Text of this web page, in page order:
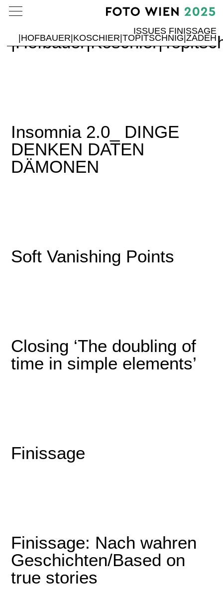
ISSUES FINISSAGE
|HOFBAUER|KOSCHIER|TOPITSCHNIG|ZADEH
ISSUES Finissage
Insomnia 2.0_ DINGE
DENKEN DATEN
DÄMONEN
Soft Vanishing Points
Closing ‘The doubling of
time in simple elements’
Finissage
Finissage: Nach wahren
Geschichten/Based on
true stories